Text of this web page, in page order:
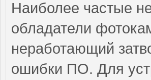
Наиболее частые
обладатели
неработающий
ошибки ПО. Для